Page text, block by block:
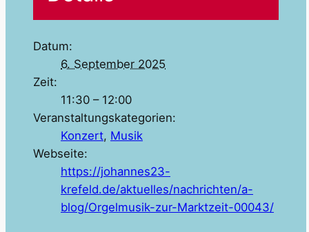
Datum:
6. September 2025
Zeit:
11:30 – 12:00
Veranstaltungskategorien:
Konzert, Musik
Webseite:
https://johannes23-
krefeld.de/aktuelles/nachrichten/a-
blog/Orgelmusik-zur-Marktzeit-00043/